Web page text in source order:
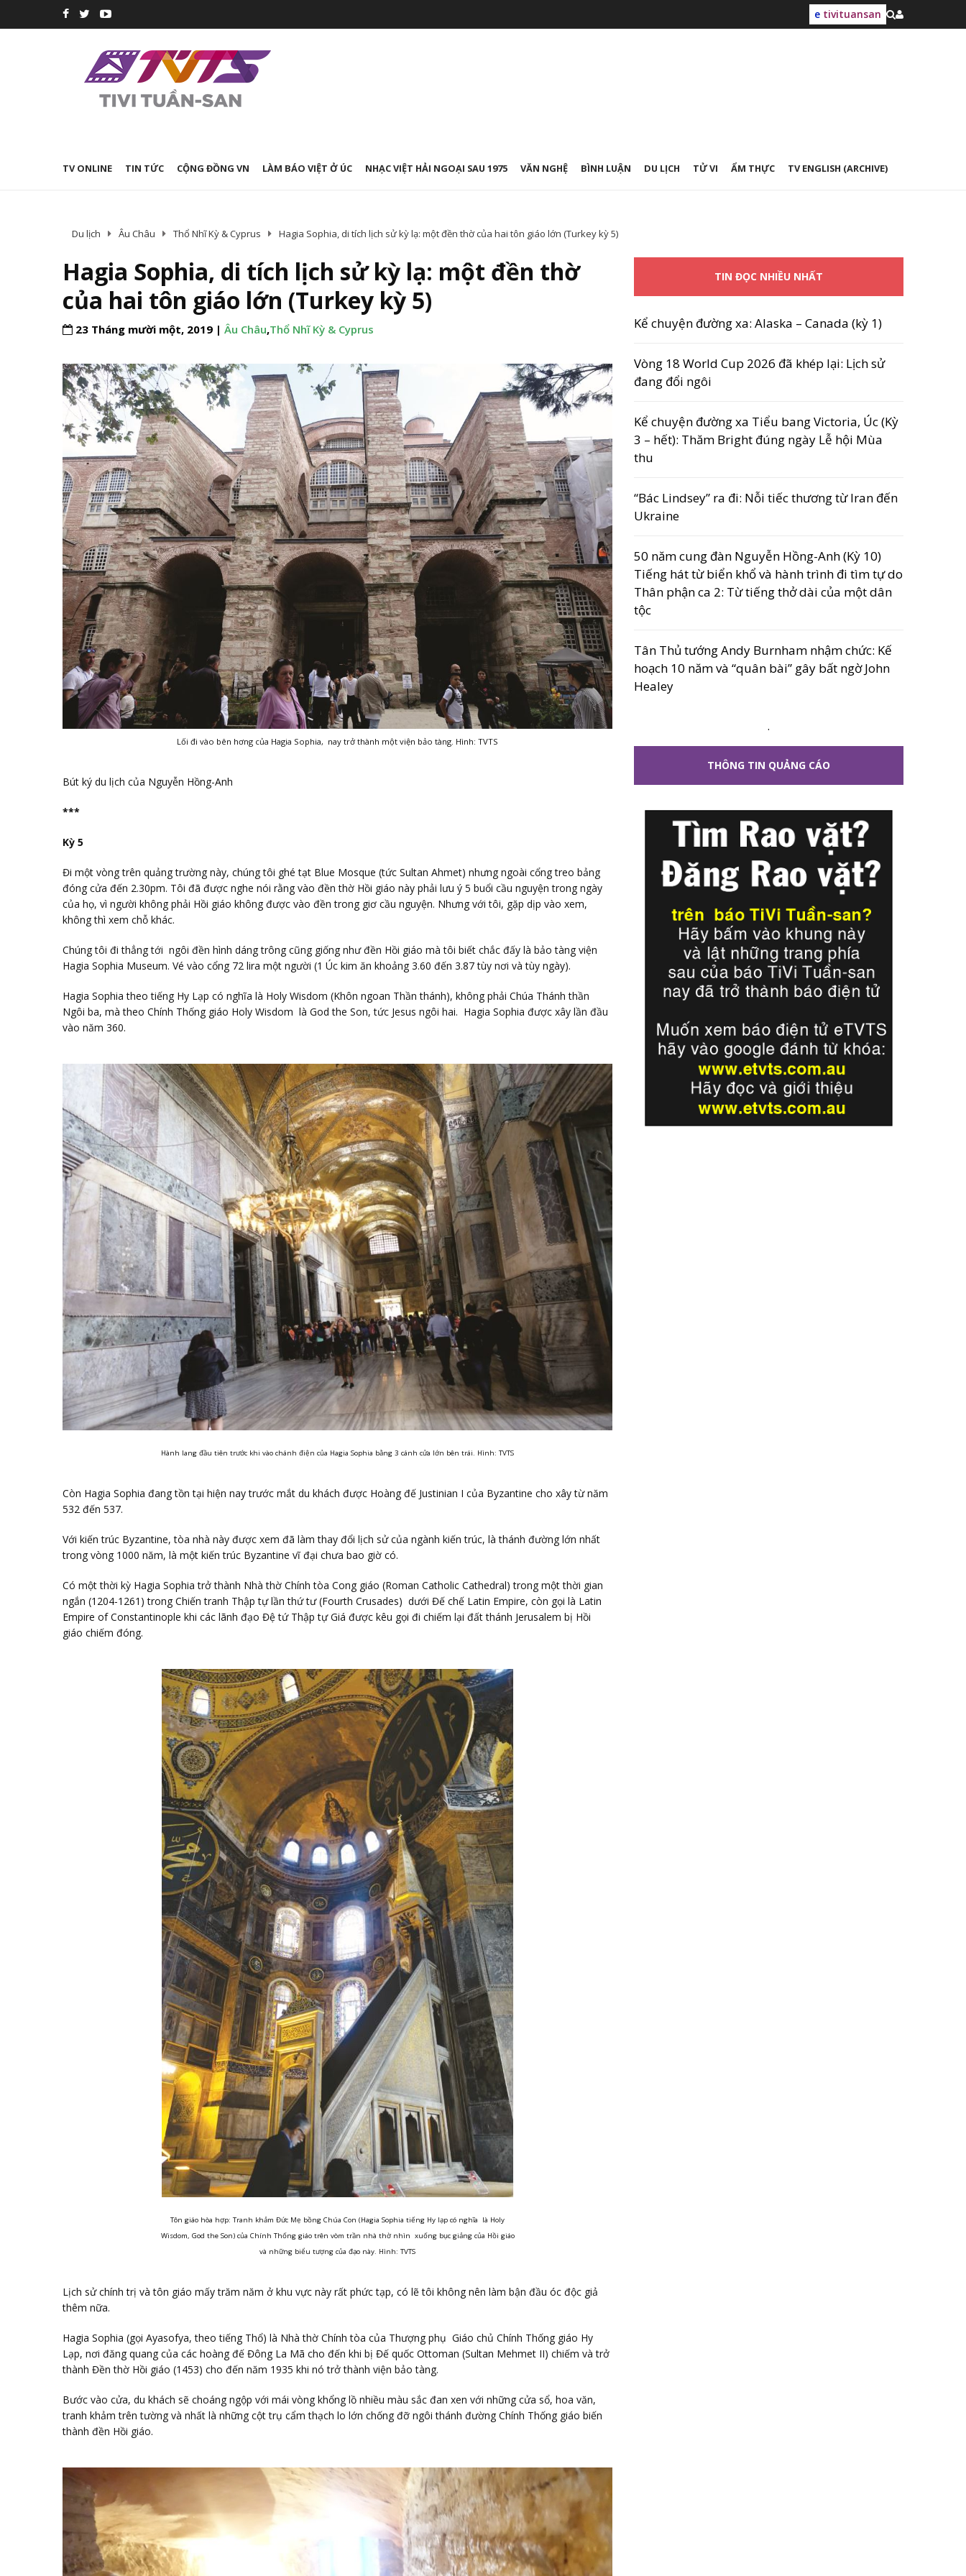
e tivituansan
TV ONLINE TIN TỨC CỘNG ĐỒNG VN LÀM BÁO VIỆT Ở ÚC NHẠC VIỆT HẢI NGOẠI SAU 1975 VĂN NGHỆ BÌNH LUẬN DU LỊCH TỬ VI ẨM THỰC TV ENGLISH (ARCHIVE)
Du lịch Âu Châu Thổ Nhĩ Kỳ & Cyprus Hagia Sophia, di tích lịch sử kỳ lạ: một đền thờ của hai tôn giáo lớn (Turkey kỳ 5)
Hagia Sophia, di tích lịch sử kỳ lạ: một đền thờ
của hai tôn giáo lớn (Turkey kỳ 5)
23 Tháng mười một, 2019 | Âu Châu,Thổ Nhĩ Kỳ & Cyprus
Lối đi vào bên hơng của Hagia Sophia, nay trở thành một viện bảo tàng. Hình: TVTS
Bút ký du lịch của Nguyễn Hồng-Anh
***
Kỳ 5
Đi một vòng trên quảng trường này, chúng tôi ghé tạt Blue Mosque (tức Sultan Ahmet) nhưng ngoài cổng treo bảng
đóng cửa đến 2.30pm. Tôi đã được nghe nói rằng vào đền thờ Hồi giáo này phải lưu ý 5 buổi cầu nguyện trong ngày
của họ, vì người không phải Hồi giáo không được vào đền trong giơ cầu nguyện. Nhưng với tôi, gặp dịp vào xem,
không thì xem chỗ khác.
Chúng tôi đi thẳng tới ngôi đền hình dáng trông cũng giống như đền Hồi giáo mà tôi biết chắc đấy là bảo tàng viện
Hagia Sophia Museum. Vé vào cổng 72 lira một người (1 Úc kim ăn khoảng 3.60 đến 3.87 tùy nơi và tùy ngày).
Hagia Sophia theo tiếng Hy Lạp có nghĩa là Holy Wisdom (Khôn ngoan Thần thánh), không phải Chúa Thánh thần
Ngôi ba, mà theo Chính Thống giáo Holy Wisdom là God the Son, tức Jesus ngôi hai. Hagia Sophia được xây lần đầu
vào năm 360.
Hành lang đầu tiên trước khi vào chánh điện của Hagia Sophia bằng 3 cánh cửa lớn bên trái. Hình: TVTS
Còn Hagia Sophia đang tồn tại hiện nay trước mắt du khách được Hoàng đế Justinian I của Byzantine cho xây từ năm
532 đến 537.
Với kiến trúc Byzantine, tòa nhà này được xem đã làm thay đổi lịch sử của ngành kiến trúc, là thánh đường lớn nhất
trong vòng 1000 năm, là một kiến trúc Byzantine vĩ đại chưa bao giờ có.
Có một thời kỳ Hagia Sophia trở thành Nhà thờ Chính tòa Cong giáo (Roman Catholic Cathedral) trong một thời gian
ngắn (1204-1261) trong Chiến tranh Thập tự lần thứ tư (Fourth Crusades) dưới Đế chế Latin Empire, còn gọi là Latin
Empire of Constantinople khi các lãnh đạo Đệ tứ Thập tự Giá được kêu gọi đi chiếm lại đất thánh Jerusalem bị Hồi
giáo chiếm đóng.
Tôn giáo hòa hợp: Tranh khảm Đức Mẹ bồng Chúa Con (Hagia Sophia tiếng Hy lạp có nghĩa là Holy
Wisdom, God the Son) của Chính Thống giáo trên vòm trần nhà thờ nhìn xuống bục giảng của Hồi giáo
và những biểu tượng của đạo này. Hình: TVTS
Lịch sử chính trị và tôn giáo mấy trăm năm ở khu vực này rất phức tạp, có lẽ tôi không nên làm bận đầu óc độc giả
thêm nữa.
Hagia Sophia (gọi Ayasofya, theo tiếng Thổ) là Nhà thờ Chính tòa của Thượng phụ Giáo chủ Chính Thống giáo Hy
Lạp, nơi đăng quang của các hoàng đế Đông La Mã cho đến khi bị Đế quốc Ottoman (Sultan Mehmet II) chiếm và trở
thành Đền thờ Hồi giáo (1453) cho đến năm 1935 khi nó trở thành viện bảo tàng.
Bước vào cửa, du khách sẽ choáng ngộp với mái vòng khổng lồ nhiều màu sắc đan xen với những cửa sổ, hoa văn,
tranh khảm trên tường và nhất là những cột trụ cẩm thạch lo lớn chống đỡ ngôi thánh đường Chính Thống giáo biến
thành đền Hồi giáo.
TIN ĐỌC NHIỀU NHẤT
Kể chuyện đường xa: Alaska – Canada (kỳ 1)
Vòng 18 World Cup 2026 đã khép lại: Lịch sử
đang đổi ngôi
Kể chuyện đường xa Tiểu bang Victoria, Úc (Kỳ
3 – hết): Thăm Bright đúng ngày Lễ hội Mùa
thu
“Bác Lindsey” ra đi: Nỗi tiếc thương từ Iran đến
Ukraine
50 năm cung đàn Nguyễn Hồng-Anh (Kỳ 10)
Tiếng hát từ biển khổ và hành trình đi tìm tự do
Thân phận ca 2: Từ tiếng thở dài của một dân
tộc
Tân Thủ tướng Andy Burnham nhậm chức: Kế
hoạch 10 năm và “quân bài” gây bất ngờ John
Healey
.
THÔNG TIN QUẢNG CÁO